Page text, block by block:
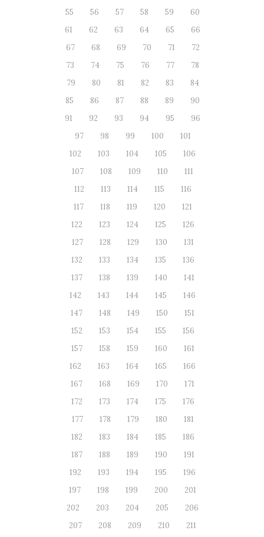
55
56 57 58 59
60
61
62 63 64 65
66
67
68 69 70 71
72
73
74 75 76 77
78
79
80 81 82 83
84
85
86 87 88 89
90
91
92 93 94 95
96
97
98 99 100
101
102
103 104 105
106
107
108 109 110
111
112
113 114 115
116
117
118 119 120
121
122
123 124 125
126
127
128 129 130
131
132
133 134 135
136
137
138 139 140
141
142
143 144 145
146
147
148 149 150
151
152
153 154 155
156
157
158 159 160
161
162
163 164 165
166
167
168 169 170
171
172
173 174 175
176
177
178 179 180
181
182
183 184 185
186
187
188 189 190
191
192
193 194 195
196
197
198 199 200
201
202
203 204 205
206
207
208 209 210
211